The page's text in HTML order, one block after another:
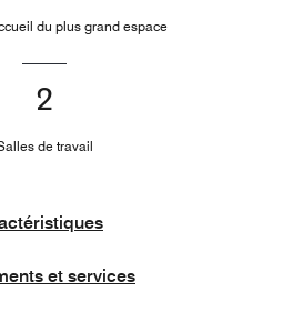
du plus grand espace
2
de travail
et services